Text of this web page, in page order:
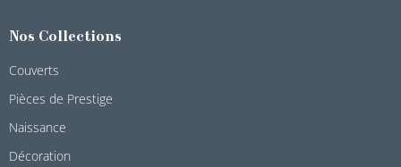
Nos Collections
Couverts
Pièces de Prestige
Naissance
Décoration